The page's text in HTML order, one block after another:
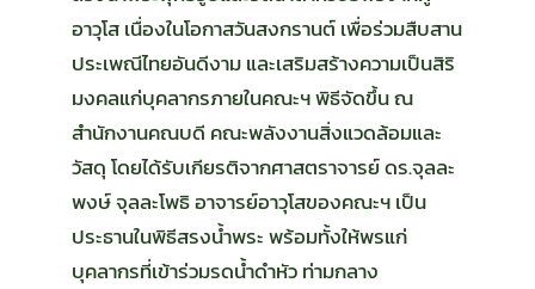
อาวุโส เนื่องในโอกาสวันสงกรานต์ เพื่อร่วมสืบสาน
ประเพณีไทยอันดีงาม และเสริมสร้างความเป็นสิริ
มงคลแก่บุคลากรภายในคณะฯ พิธีจัดขึ้น ณ
สำนักงานคณบดี คณะพลังงานสิ่งแวดล้อมและ
วัสดุ โดยได้รับเกียรติจากศาสตราจารย์ ดร.จุลละ
พงษ์ จุลละโพธิ อาจารย์อาวุโสของคณะฯ เป็น
ประธานในพิธีสรงน้ำพระ พร้อมทั้งให้พรแก่
บุคลากรที่เข้าร่วมรดน้ำดำหัว ท่ามกลาง